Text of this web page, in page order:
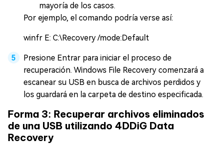
mayoría de los casos.
Por ejemplo, el comando podría verse así:
winfr E: C:\Recovery /mode:Default
Presione Entrar para iniciar el proceso de
recuperación. Windows File Recovery comenzará a
escanear su USB en busca de archivos perdidos y
los guardará en la carpeta de destino especificada.
Forma 3: Recuperar archivos eliminados
de una USB utilizando 4DDiG Data
Recovery